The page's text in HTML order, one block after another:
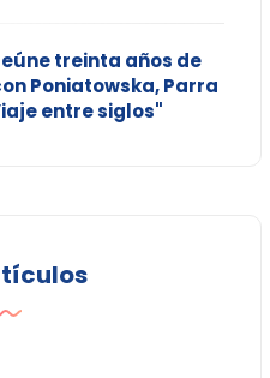
treinta años de
Poniatowska, Parra
entre siglos"